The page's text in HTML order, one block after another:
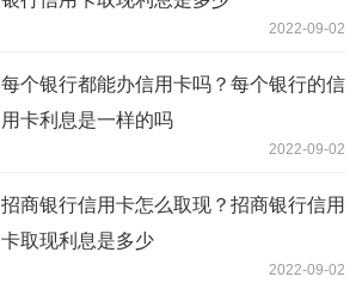
2022-09-02
每个银行都能办信用卡吗？每个银行的信
用卡利息是一样的吗
2022-09-02
招商银行信用卡怎么取现？招商银行信用
卡取现利息是多少
2022-09-02